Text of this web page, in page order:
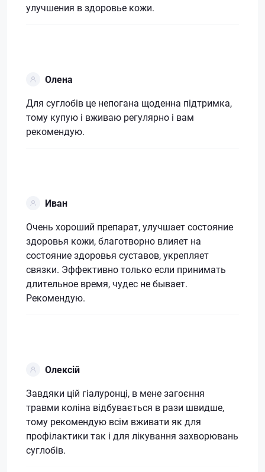
улучшения в здоровье кожи.
Олена
Для суглобів це непогана щоденна підтримка,
тому купую і вживаю регулярно і вам
рекомендую.
Иван
Очень хороший препарат, улучшает состояние
здоровья кожи, благотворно влияет на
состояние здоровья суставов, укрепляет
связки. Эффективно только если принимать
длительное время, чудес не бывает.
Рекомендую.
Олексій
Завдяки цій гіалуронці, в мене загоєння
травми коліна відбувається в рази швидше,
тому рекомендую всім вживати як для
профілактики так і для лікування захворювань
суглобів.